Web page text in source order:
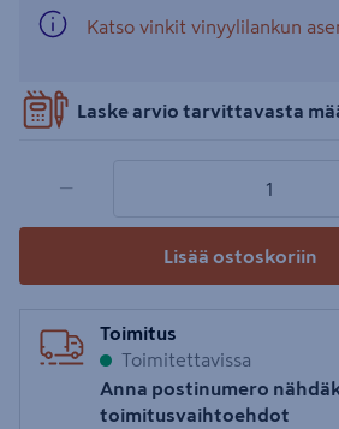
Katso vinkit vinyylilankun
Laske arvio tarvittavasta
−
Lisää ostoskoriin
Toimitus
Toimitettavissa
Anna postinumero
toimitusvaihtoehdot